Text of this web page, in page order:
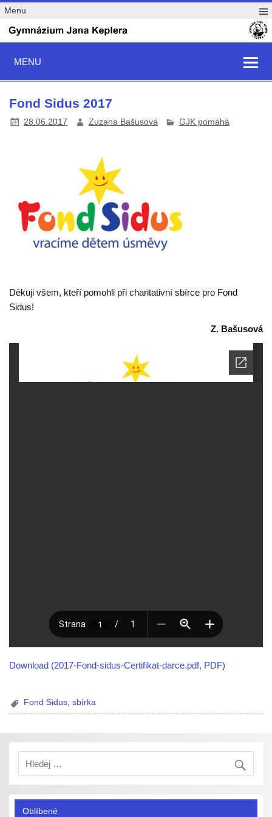
Menu
MENU
Fond Sidus 2017
28.06.2017 Zuzana Bašusová GJK pomáhá
Děkuji všem, kteří pomohli při charitativní sbírce pro Fond
Sidus!
Z. Bašusová
Download (2017-Fond-sidus-Certifikat-darce.pdf, PDF)
Fond Sidus,sbírka
Oblíbené